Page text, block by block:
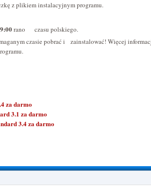
z plikiem instalacyjnym programu.
rano czasu polskiego.
czasie pobrać i zainstalować! Więcej
za darmo
3.1 za darmo
3.4 za darmo